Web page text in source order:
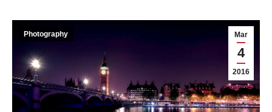
Mar
4
2016
Photography